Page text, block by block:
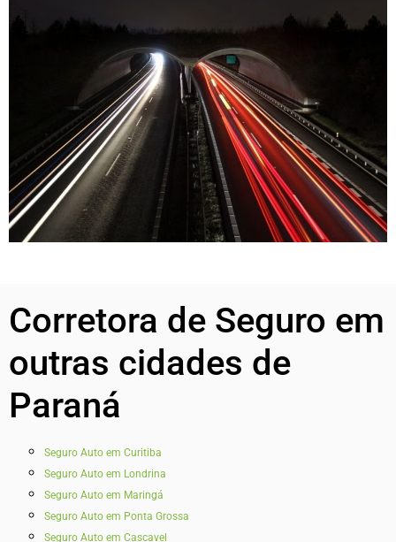
Corretora de Seguro em
outras cidades de
Paraná
Seguro Auto em Curitiba
Seguro Auto em Londrina
Seguro Auto em Maringá
Seguro Auto em Ponta Grossa
Seguro Auto em Cascavel